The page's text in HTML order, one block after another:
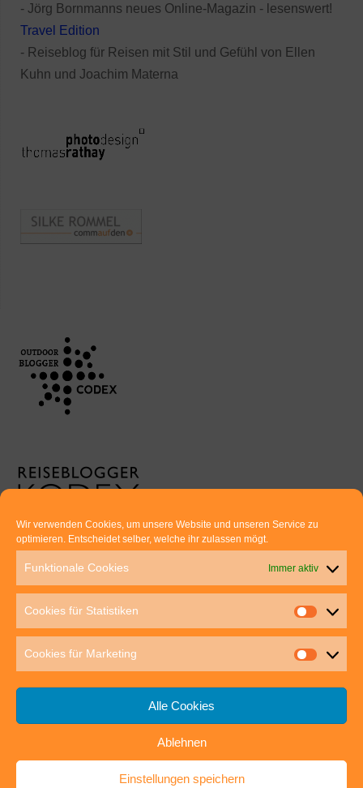
Wir verwenden Cookies, um unsere Website und unseren Service zu
optimieren. Entscheidet selber, welche ihr zulassen mögt.
Funktionale Cookies Immer aktiv
Cookies für Statistiken
Cookies für Marketing
Alle Cookies
Ablehnen
Einstellungen speichern
- Jörg Bornmanns neues Online-Magazin - lesenswert!
Travel Edition
- Reiseblog für Reisen mit Stil und Gefühl von Ellen
Kuhn und Joachim Materna
Euer direkter Draht zu uns:
Thomas Rathay und Silke Rommel
70563 Stuttgart
post@outdoor-hochgenuss.de
IMPRESSUM DATENSCHUTZ